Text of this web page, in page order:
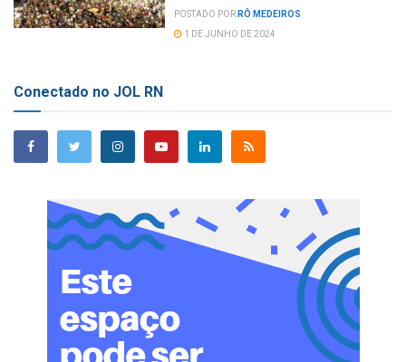
POSTADO POR RÔ MEDEIROS
1 DE JUNHO DE 2024
Conectado no JOL RN